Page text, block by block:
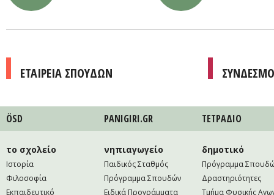
ΕΤΑΙΡΕΙΑ ΣΠΟΥΔΩΝ
ÖSD PANIGIRI.GR ΤΕΤΡAΔΙΟ
το σχολείο
Ιστορία
Φιλοσοφία
Εκπαιδευτικό
νηπιαγωγείο
Παιδικός Σταθμός
Πρόγραμμα Σπουδών
Ειδικά Προγράμματα
δημοτικό
Πρόγραμμα
Δραστηριότητες
Τμήμα Φυσικής